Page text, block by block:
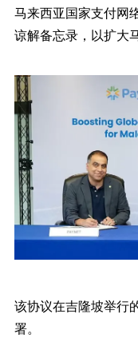
马来西亚国家支付网
谅解备忘录，以扩大
该协议在吉隆坡举行
署。